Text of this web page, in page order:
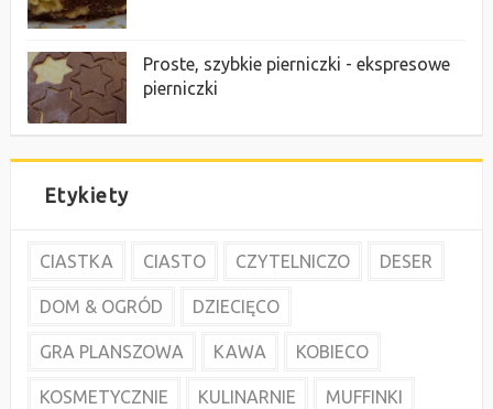
Proste, szybkie pierniczki - ekspresowe
pierniczki
Etykiety
CIASTKA CIASTO CZYTELNICZO DESER
DOM & OGRÓD DZIECIĘCO
GRA PLANSZOWA KAWA KOBIECO
KOSMETYCZNIE KULINARNIE MUFFINKI